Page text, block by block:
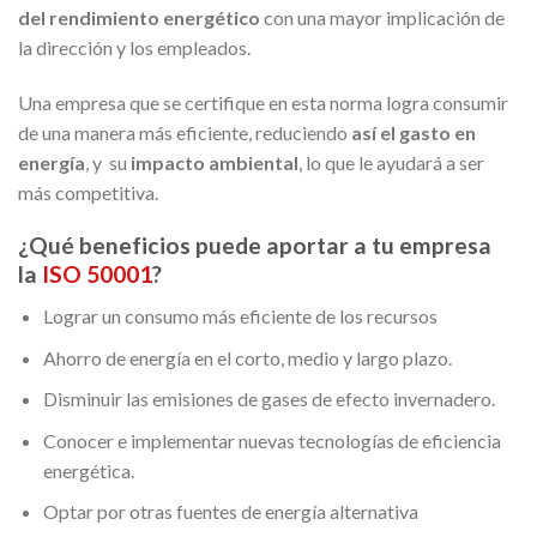
del rendimiento energético con una mayor implicación de
la dirección y los empleados.
Una empresa que se certifique en esta norma logra consumir
de una manera más eficiente, reduciendo así el gasto en
energía , y su impacto ambiental , lo que le ayudará a ser
más competitiva.
¿Qué beneficios puede aportar a tu empresa
la ISO 50001?
Lograr un consumo más eficiente de los recursos
Ahorro de energía en el corto, medio y largo plazo.
Disminuir las emisiones de gases de efecto invernadero.
Conocer e implementar nuevas tecnologías de eficiencia
energética.
Optar por otras fuentes de energía alternativa